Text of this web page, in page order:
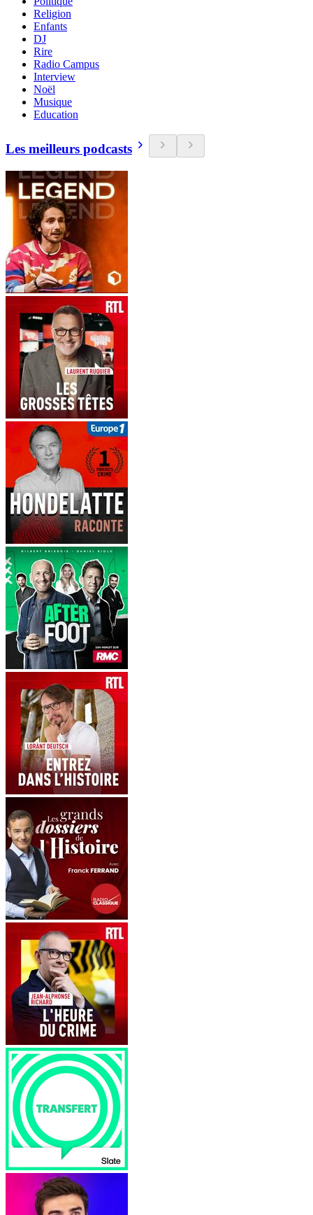
Religion
Enfants
DJ
Rire
Radio Campus
Interview
Noël
Musique
Education
Les meilleurs podcasts